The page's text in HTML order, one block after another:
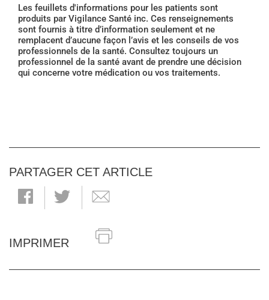
Les feuillets d'informations pour les patients sont
produits par Vigilance Santé inc. Ces renseignements
sont fournis à titre d’information seulement et ne
remplacent d’aucune façon l’avis et les conseils de vos
professionnels de la santé. Consultez toujours un
professionnel de la santé avant de prendre une décision
qui concerne votre médication ou vos traitements.
PARTAGER CET ARTICLE
IMPRIMER